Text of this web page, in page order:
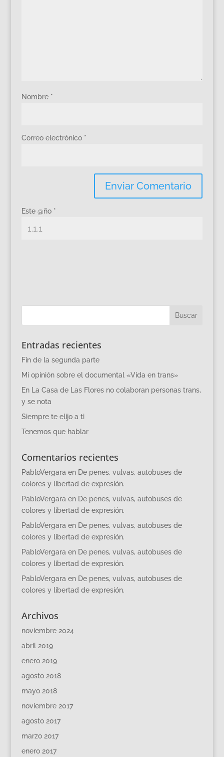
Nombre *
Correo electrónico *
Este @ño *
Entradas recientes
Fin de la segunda parte
Mi opinión sobre el documental «Vida en trans»
En La Casa de Las Flores no colaboran personas trans,
y se nota
Siempre te elijo a ti
Tenemos que hablar
Comentarios recientes
PabloVergara en De penes, vulvas, autobuses de
colores y libertad de expresión.
PabloVergara en De penes, vulvas, autobuses de
colores y libertad de expresión.
PabloVergara en De penes, vulvas, autobuses de
colores y libertad de expresión.
PabloVergara en De penes, vulvas, autobuses de
colores y libertad de expresión.
PabloVergara en De penes, vulvas, autobuses de
colores y libertad de expresión.
Archivos
noviembre 2024
abril 2019
enero 2019
agosto 2018
mayo 2018
noviembre 2017
agosto 2017
marzo 2017
enero 2017